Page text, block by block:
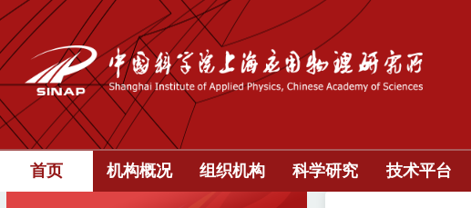
首页 机构概况 组织机构 科学研究 技术平台